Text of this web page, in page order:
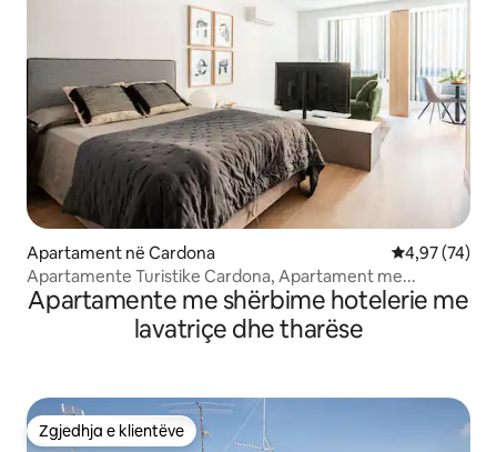
Apartament në Cardona Vlerësimi
4,97 (74)
Apartamente Turistike Cardona, Apartament me...
Apartamente me shërbime hotelerie me
lavatriçe dhe tharëse
Zgjedhja e klientëve
Zgjedhja e klientëve